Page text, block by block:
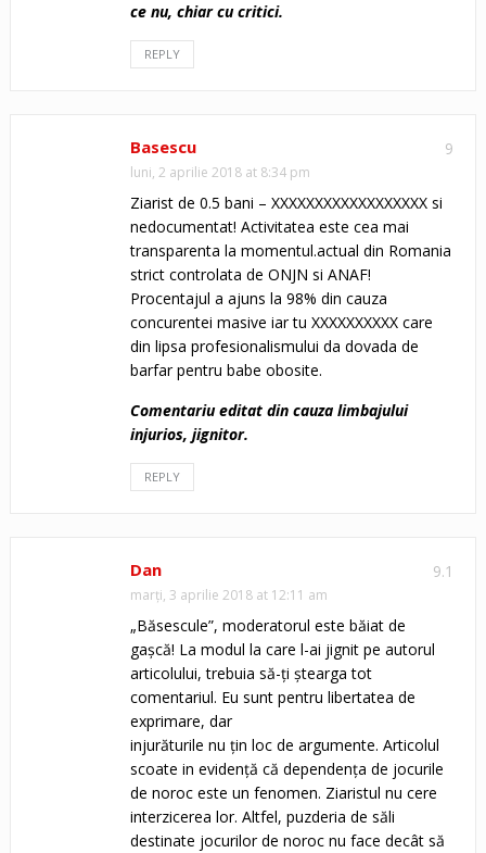
ce nu, chiar cu critici.
REPLY
9
Basescu
luni, 2 aprilie 2018 at 8:34 pm
Ziarist de 0.5 bani – XXXXXXXXXXXXXXXXXX si
nedocumentat! Activitatea este cea mai
transparenta la momentul.actual din Romania
strict controlata de ONJN si ANAF!
Procentajul a ajuns la 98% din cauza
concurentei masive iar tu XXXXXXXXXX care
din lipsa profesionalismului da dovada de
barfar pentru babe obosite.
Comentariu editat din cauza limbajului
injurios, jignitor.
REPLY
9.1
Dan
marți, 3 aprilie 2018 at 12:11 am
„Băsescule”, moderatorul este băiat de
gașcă! La modul la care l-ai jignit pe autorul
articolului, trebuia să-ți ștearga tot
comentariul. Eu sunt pentru libertatea de
exprimare, dar
injurăturile nu țin loc de argumente. Articolul
scoate in evidență că dependența de jocurile
de noroc este un fenomen. Ziaristul nu cere
interzicerea lor. Altfel, puzderia de săli
destinate jocurilor de noroc nu face decât să